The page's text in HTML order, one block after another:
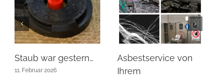
Staub war gestern…
11. Februar 2026
Asbestservice von
Ihrem